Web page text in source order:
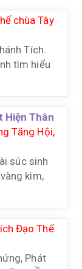
chùa Tây
Tích.
tìm hiểu
Hiện Thân
Tăng Hội,
súc sinh
kim,
Đạo Thế
Phát